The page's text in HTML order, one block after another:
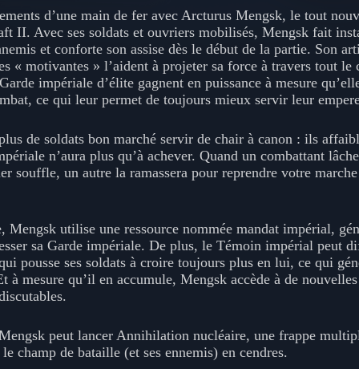
d’une main de fer avec Arcturus Mengsk, le tout
II. Avec ses soldats et ouvriers mobilisés, Mengsk fait
et conforte son assise dès le début de la partie. Son
« motivantes » l’aident à projeter sa force à travers tout le
impériale d’élite gagnent en puissance à mesure
ce qui leur permet de toujours mieux servir leur
de soldats bon marché servir de chair à canon : ils
n’aura plus qu’à achever. Quand un combattant
souffle, un autre la ramassera pour reprendre votre
Mengsk utilise une ressource nommée mandat impérial,
sa Garde impériale. De plus, le Témoin impérial peut
pousse ses soldats à croire toujours plus en lui, ce qui
à mesure qu’il en accumule, Mengsk accède à de
peut lancer Annihilation nucléaire, une frappe
champ de bataille (et ses ennemis) en cendres.